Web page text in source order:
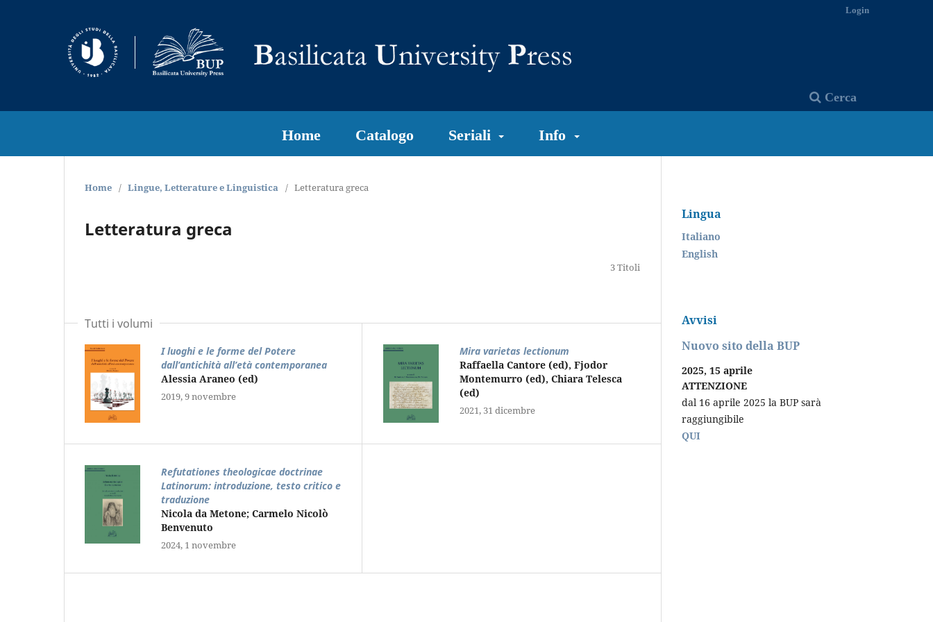
Home Catalogo Seriali Info
Cerca
Login
Home / Lingue, Letterature e Linguistica / Letteratura greca
Letteratura greca
3 Titoli
Tutti i volumi
I luoghi e le forme del Potere
dall’antichità all’età contemporanea
Alessia Araneo (ed)
2019, 9 novembre
Mira varietas lectionum
Raffaella Cantore (ed), Fjodor
Montemurro (ed), Chiara Telesca
(ed)
2021, 31 dicembre
Refutationes theologicae doctrinae
Latinorum: introduzione, testo critico e
traduzione
Nicola da Metone; Carmelo Nicolò
Benvenuto
2024, 1 novembre
Lingua
Italiano
English
Avvisi
Nuovo sito della BUP
2025, 15 aprile
ATTENZIONE
dal 16 aprile 2025 la BUP sarà
raggiungibile
QUI